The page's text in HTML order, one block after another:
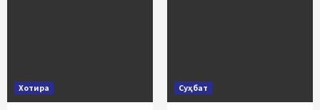
Хотира Суҳбат